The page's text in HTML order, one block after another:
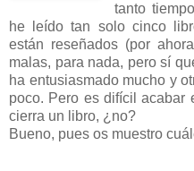
tanto
he leído tan solo cinco
están reseñados (por
malas, para nada, pero sí
ha entusiasmado mucho y
poco. Pero es difícil acabar
cierra un libro, ¿no?
Bueno, pues os muestro